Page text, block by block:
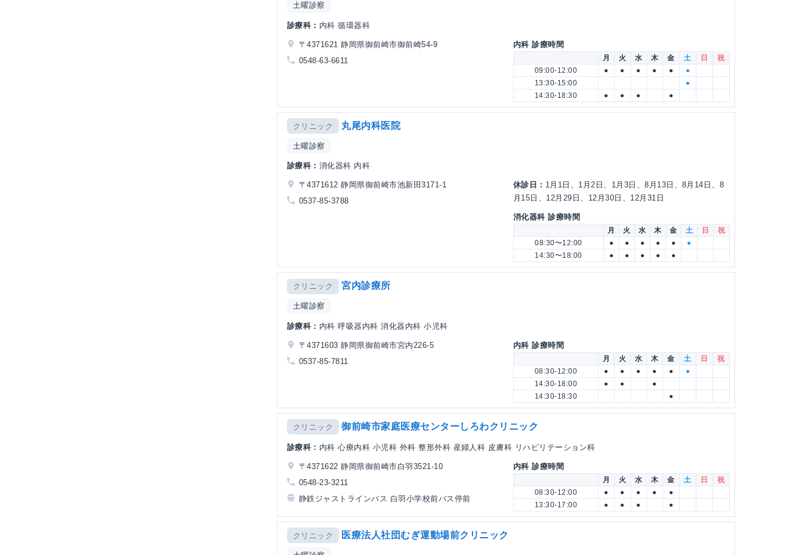
土曜診察
診療科： 内科 循環器科
〒4371621 静岡県御前崎市御前崎54-9
0548-63-6611
内科 診療時間
月 火 水 木 金 土 日
祝
09:00-12:00
● ● ● ● ●
●
13:30-15:00
●
14:30-18:30
● ● ● ●
クリニック 丸尾内科医院
土曜診察
診療科： 消化器科 内科
〒4371612 静岡県御前崎市池新田3171-1
0537-85-3788
休診日： 1月1日、1月2日、1月3日、8月13日、8月14日、8
月15日、12月29日、12月30日、12月31日
消化器科 診療時間
月 火 水 木 金 土 日
祝
08:30〜12:00
● ● ● ● ●
●
14:30〜18:00
● ● ● ● ●
クリニック 宮内診療所
土曜診察
診療科： 内科 呼吸器内科 消化器内科 小児科
〒4371603 静岡県御前崎市宮内226-5
0537-85-7811
内科 診療時間
月 火 水 木 金 土 日
祝
08:30-12:00
● ● ● ● ●
●
14:30-18:00
● ●
●
14:30-18:30
●
クリニック 御前崎市家庭医療センターしろわクリニック
診療科： 内科 心療内科 小児科 外科 整形外科 産婦人科 皮膚科 リハビリテーション科
〒4371622 静岡県御前崎市白羽3521-10
0548-23-3211
静鉄ジャストラインバス 白羽小学校前バス停前
内科 診療時間
月 火 水 木 金 土 日
祝
08:30-12:00
● ● ● ●
●
13:30-17:00
● ● ● ●
クリニック 医療法人社団むぎ運動場前クリニック